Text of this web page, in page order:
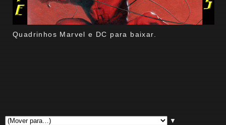
Quadrinhos Marvel e DC para baixar.
▼